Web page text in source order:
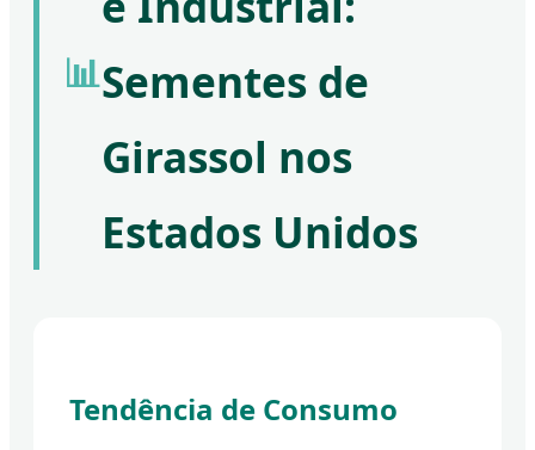
📊Sementes de
Girassol nos
Estados Unidos
Tendência de Consumo